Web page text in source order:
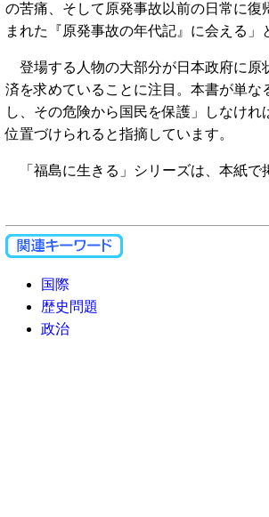
の苦痛、そして原発事故以前の日常に
まれた『原発事故の年代記』に会える」
登場する人物の大部分が日本政府に原
済を求めていることに注目。本書が単
し、その危険から国民を保護」しなけ
位置づけられると指摘しています。
「福島に生きる」シリーズは、本紙で
国際
歴史問題
政治